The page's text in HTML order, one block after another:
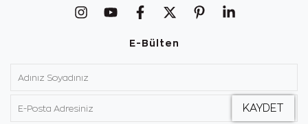
E-Bülten